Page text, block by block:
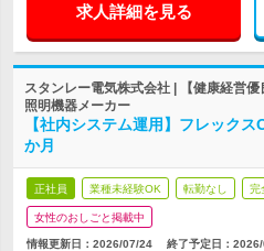
求人詳細を見る
スタンレー電気株式会社 | 【健康経営
照明機器メーカー
【社内システム運用】フレック
か月
正社員 業種未経験OK 転勤なし 完
女性のおしごと掲載中
情報更新日：2026/07/24 終了予定日：